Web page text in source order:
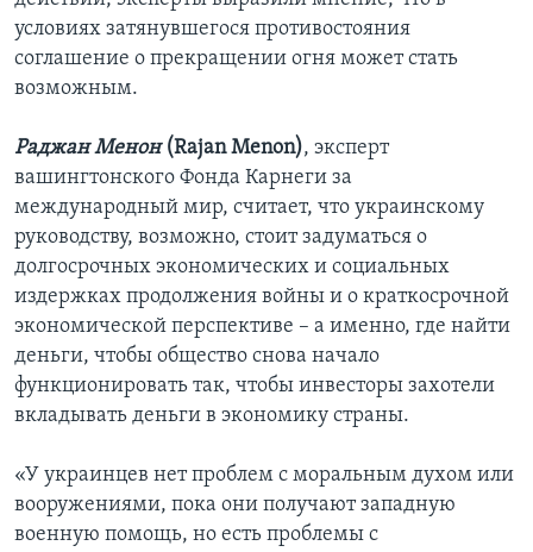
условиях затянувшегося противостояния
соглашение о прекращении огня может стать
возможным.
Раджан Менон(Rajan Menon), эксперт
вашингтонского Фонда Карнеги за
международный мир, считает, что украинскому
руководству, возможно, стоит задуматься о
долгосрочных экономических и социальных
издержках продолжения войны и о краткосрочной
экономической перспективе – а именно, где найти
деньги, чтобы общество снова начало
функционировать так, чтобы инвесторы захотели
вкладывать деньги в экономику страны.
«У украинцев нет проблем с моральным духом или
вооружениями, пока они получают западную
военную помощь, но есть проблемы с